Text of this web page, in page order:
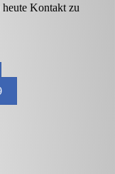
Kontakt zu